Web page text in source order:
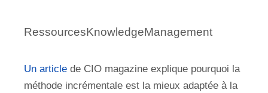
RessourcesKnowledgeManagement
Un article de CIO magazine explique pourquoi la
méthode incrémentale est la mieux adaptée à la